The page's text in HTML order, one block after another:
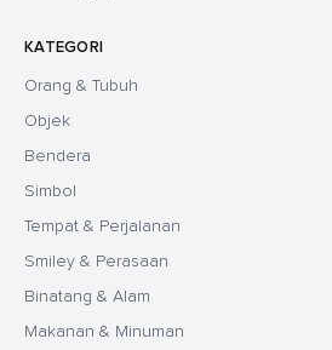
KATEGORI
Orang & Tubuh
Objek
Bendera
Simbol
Tempat & Perjalanan
Smiley & Perasaan
Binatang & Alam
Makanan & Minuman